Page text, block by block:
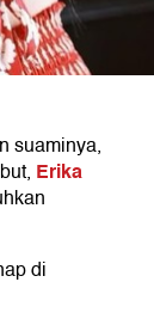
suaminya,
Erika
di